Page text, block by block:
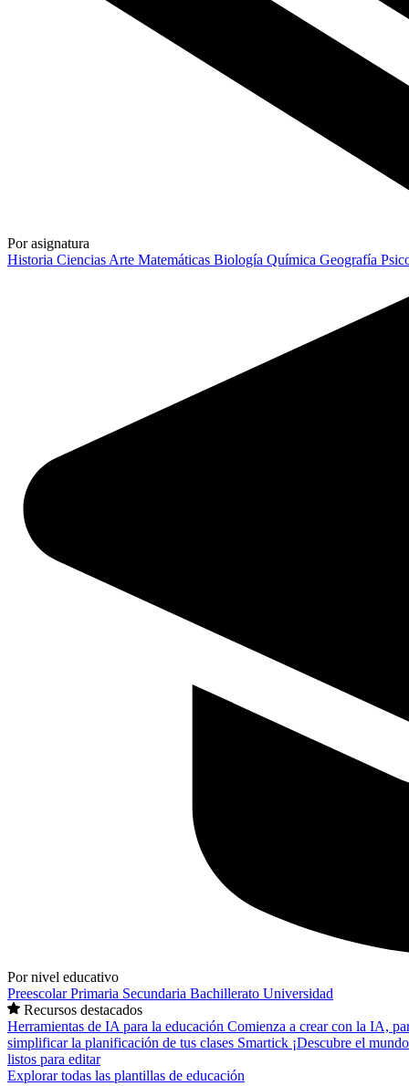
Por asignatura
Historia Ciencias Arte Matemáticas Biología Química Geografía
Por nivel educativo
PreescolarPrimaria Secundaria Bachillerato Universidad
Recursos destacados
Herramientas de IA para la educación Comienza a crear con la IA,
simplificar la planificación de tus clases Smartick ¡Descubre el
listos para editar
Explorar todas las plantillas de educación